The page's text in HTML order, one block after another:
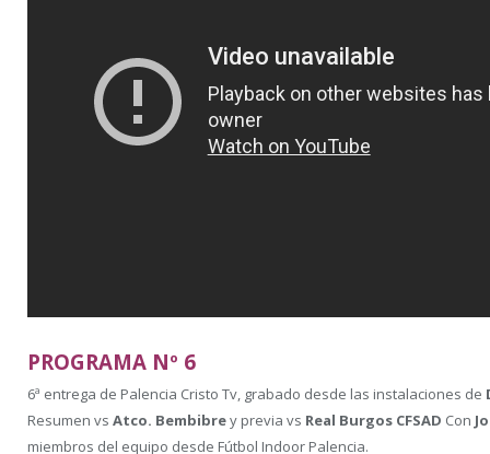
PROGRAMA Nº 6
6ª entrega de Palencia Cristo Tv, grabado desde las instalaciones de
Resumen vs Atco. Bembibre​y previa vs Real Burgos CFSAD Con
miembros del equipo desde Fútbol Indoor Palencia​.